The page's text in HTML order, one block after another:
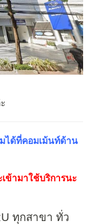
ได้ที่คอมเม้นท์ด้าน
เข้ามาใช้บริการนะ
ทุกสาขา ทั่ว